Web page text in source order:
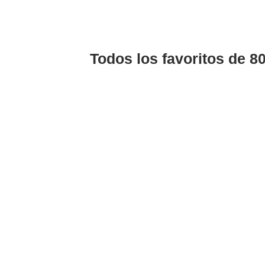
Todos los favoritos de